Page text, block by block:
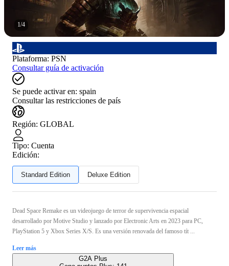
1/4
Plataforma: PSN
Consultar guía de activación
Se puede activar en: spain
Consultar las restricciones de país
Región: GLOBAL
Tipo: Cuenta
Edición:
Standard Edition Deluxe Edition
Dead Space Remake es un videojuego de terror de supervivencia espacial
desarrollado por Motive Studio y lanzado por Electronic Arts en 2023 para PC,
PlayStation 5 y Xbox Series X/S. Es una versión renovada del famoso tít ...
Leer más
G2A Plus